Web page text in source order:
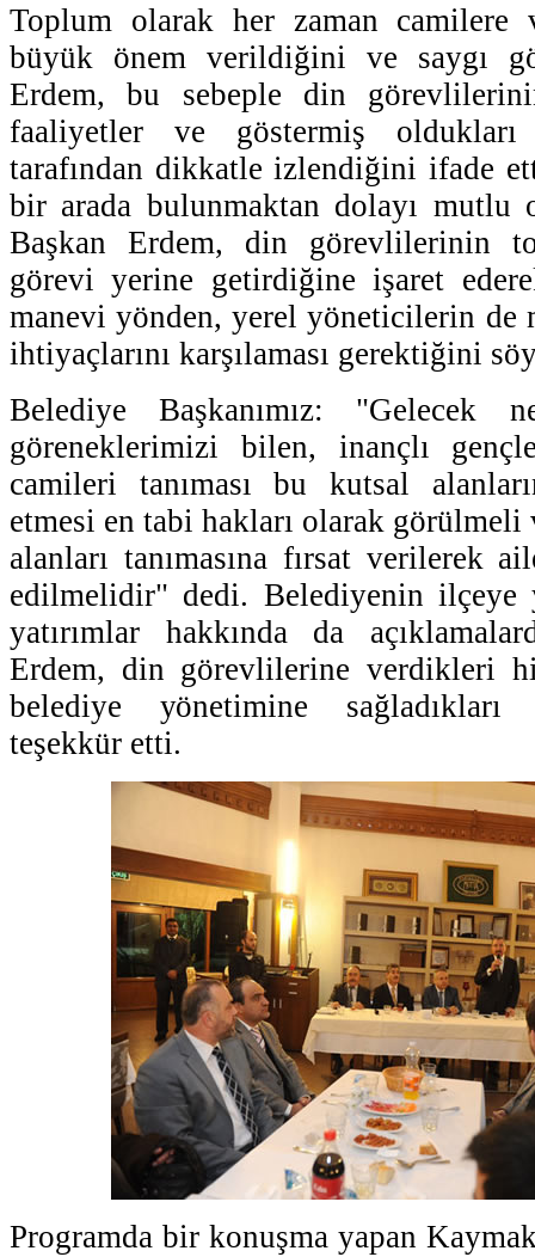
Toplum olarak her zaman
büyük önem verildiğini ve saygı
Erdem, bu sebeple din
faaliyetler ve göstermiş oldukları
tarafından dikkatle izlendiğini ifade
bir arada bulunmaktan dolayı mutlu
Başkan Erdem, din görevlilerinin
görevi yerine getirdiğine işaret
manevi yönden, yerel yöneticilerin de
ihtiyaçlarını karşılaması gerektiğini
Belediye Başkanımız: "Gelecek
göreneklerimizi bilen, inançlı
camileri tanıması bu kutsal
etmesi en tabi hakları olarak görülmeli
alanları tanımasına fırsat verilerek
edilmelidir" dedi. Belediyenin ilçeye
yatırımlar hakkında da
Erdem, din görevlilerine verdikleri
belediye yönetimine sağladıkları
teşekkür etti.
Programda bir konuşma yapan